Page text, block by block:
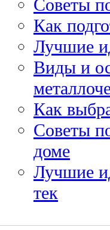
Советы
Как
Лучшие
Виды и
Как
Советы
доме
Лучшие
тек